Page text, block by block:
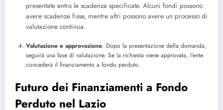
presentate entro le scadenze specificate. Alcuni fondi possono
avere scadenze fisse, mentre altri possono avere un processo di
valutazione continua.
Valutazione e approvazione: Dopo la presentazione della domanda,
seguirà una fase di valutazione. Se la richiesta viene approvata, l’ente
concederà il finanziamento a fondo perduto.
Futuro dei Finanziamenti a Fondo
Perduto nel Lazio